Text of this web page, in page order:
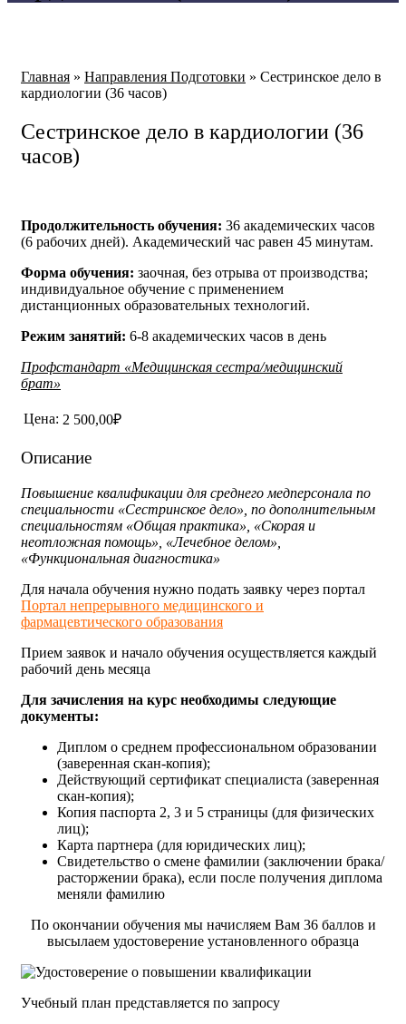
Главная » Направления Подготовки » Сестринское дело в
кардиологии (36 часов)
Сестринское дело в кардиологии (36
часов)
Продолжительность обучения: 36 академических часов
(6 рабочих дней). Академический час равен 45 минутам.
Форма обучения: заочная, без отрыва от производства;
индивидуальное обучение с применением
дистанционных образовательных технологий.
Режим занятий: 6-8 академических часов в день
Профстандарт «Медицинская сестра/медицинский
брат»
Цена: 2 500,00₽
Описание
Повышение квалификации для среднего медперсонала по
специальности «Сестринское дело», по дополнительным
специальностям «Общая практика», «Скорая и
неотложная помощь», «Лечебное делом»,
«Функциональная диагностика»
Для начала обучения нужно подать заявку через портал
Портал непрерывного медицинского и
фармацевтического образования
Прием заявок и начало обучения осуществляется каждый
рабочий день месяца
Для зачисления на курс необходимы следующие
документы:
Диплом о среднем профессиональном образовании
(заверенная скан-копия);
Действующий сертификат специалиста (заверенная
скан-копия);
Копия паспорта 2, 3 и 5 страницы (для физических
лиц);
Карта партнера (для юридических лиц);
Свидетельство о смене фамилии (заключении брака/
расторжении брака), если после получения диплома
меняли фамилию
По окончании обучения мы начисляем Вам 36 баллов и
высылаем удостоверение установленного образца
Учебный план представляется по запросу